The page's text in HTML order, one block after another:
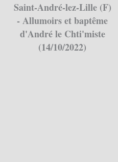
Saint-André-lez-Lille (F)
- Allumoirs et baptême
d'André le Chti'miste
(14/10/2022)